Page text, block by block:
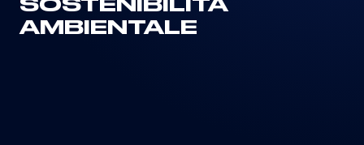
SOSTENIBILITÀ
AMBIENTALE